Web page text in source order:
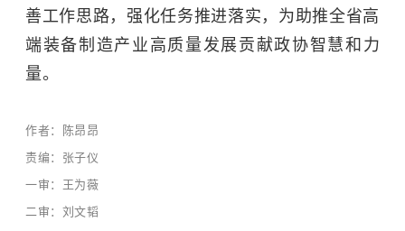
善工作思路，强化任务推进落实，为助推全省高
端装备制造产业高质量发展贡献政协智慧和力
量。
作者：陈昂昂
责编：张子仪
一审：王为薇
二审：刘文韬